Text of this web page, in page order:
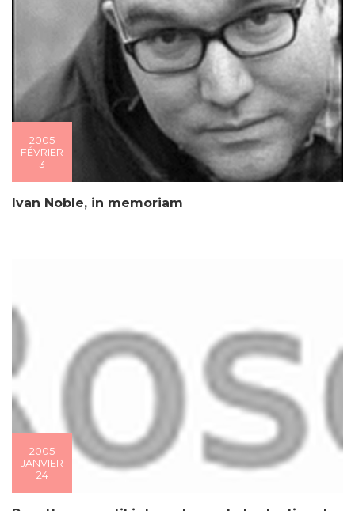
2005
FÉVRIER
3
Ivan Noble, in memoriam
2005
JANVIER
24